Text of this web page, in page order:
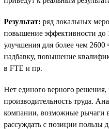
Результат: ряд локальных
повышение эффективности до
улучшения для более чем 2600
надбавку, повышение
в FTE и пр.
Нет единого верного
производительность труда.
компании, возможные рычаги
рассуждать с позиции пользы